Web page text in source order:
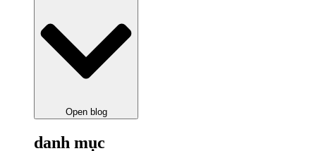
Open blog
danh mục